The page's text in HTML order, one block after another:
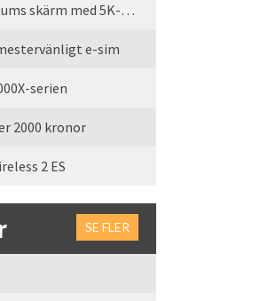
Alienware släpper 39-tums skärm med 5K-upplösning
e-sim
serien
2000 kronor
2 ES
SE FLER